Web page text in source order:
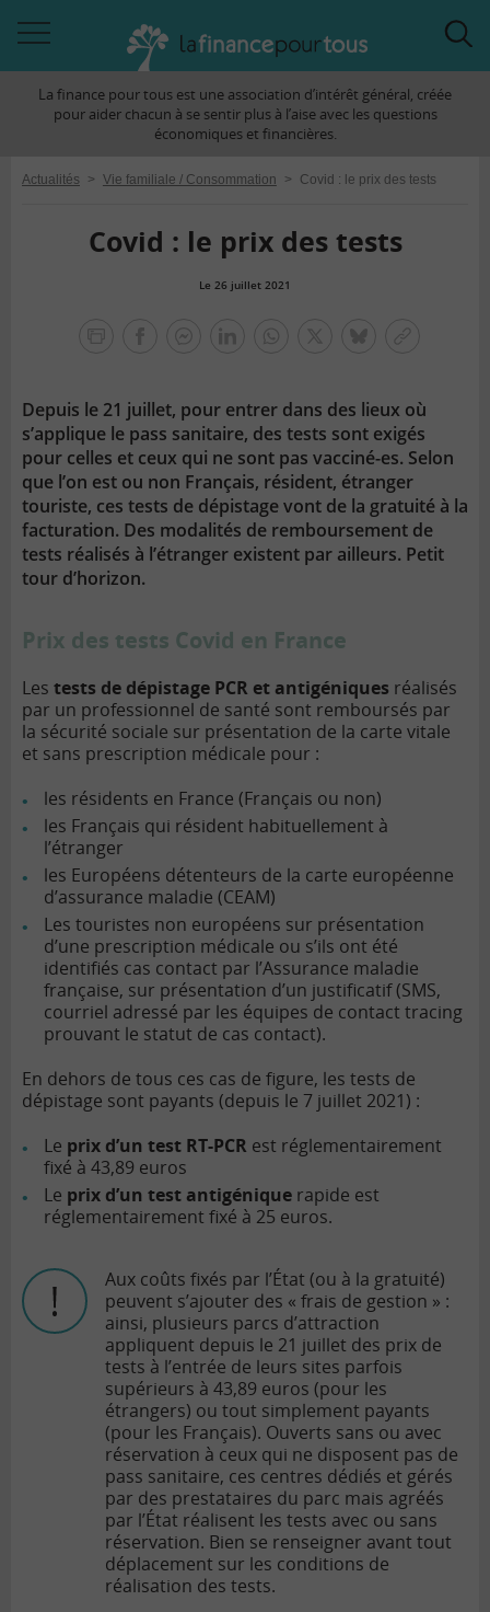
àLa finance pour tous est une association d’intérêt général, créée
pour aider chacun à se sentir plus à l’aise avec les questions
économiques et financières.
Actualités > Vie familiale / Consommation > Covid : le prix des tests
Covid : le prix des tests
Le 26 juillet 2021
Depuis le 21 juillet, pour entrer dans des lieux où
s’applique le pass sanitaire, des tests sont exigés
pour celles et ceux qui ne sont pas vacciné-es. Selon
que l’on est ou non Français, résident, étranger
touriste, ces tests de dépistage vont de la gratuité à la
facturation. Des modalités de remboursement de
tests réalisés à l’étranger existent par ailleurs. Petit
tour d’horizon.
Prix des tests Covid en France
Les tests de dépistage PCR et antigéniques réalisés
par un professionnel de santé sont remboursés par
la sécurité sociale sur présentation de la carte vitale
et sans prescription médicale pour :
les résidents en France (Français ou non)
les Français qui résident habituellement à
l’étranger
les Européens détenteurs de la carte européenne
d’assurance maladie (CEAM)
Les touristes non européens sur présentation
d’une prescription médicale ou s’ils ont été
identifiés cas contact par l’Assurance maladie
française, sur présentation d’un justificatif (SMS,
courriel adressé par les équipes de contact tracing
prouvant le statut de cas contact).
En dehors de tous ces cas de figure, les tests de
dépistage sont payants (depuis le 7 juillet 2021) :
Le prix d’un test RT-PCR est réglementairement
fixé à 43,89 euros
Le prix d’un test antigénique rapide est
réglementairement fixé à 25 euros.
Aux coûts fixés par l’État (ou à la gratuité)
peuvent s’ajouter des « frais de gestion » :
ainsi, plusieurs parcs d’attraction
appliquent depuis le 21 juillet des prix de
tests à l’entrée de leurs sites parfois
supérieurs à 43,89 euros (pour les
étrangers) ou tout simplement payants
(pour les Français). Ouverts sans ou avec
réservation à ceux qui ne disposent pas de
pass sanitaire, ces centres dédiés et gérés
par des prestataires du parc mais agréés
par l’État réalisent les tests avec ou sans
réservation. Bien se renseigner avant tout
déplacement sur les conditions de
réalisation des tests.